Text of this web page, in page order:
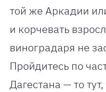
той же Аркадии
и корчевать
виноградаря не
Пройдитесь по
Дагестана — то